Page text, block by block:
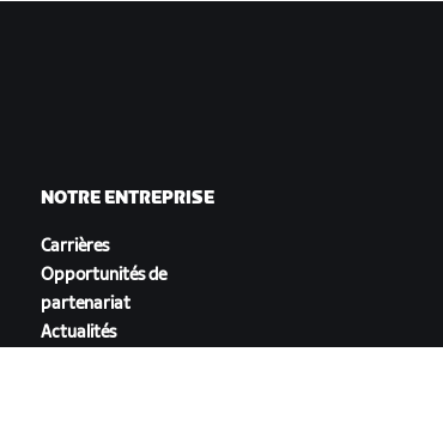
NOTRE ENTREPRISE
Carrières
Opportunités de
partenariat
Actualités